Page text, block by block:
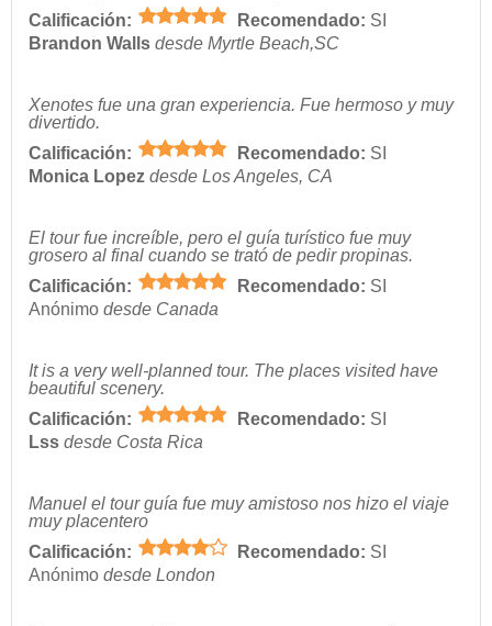
Calificación:
Recomendado: SI
Brandon Walls desde Myrtle Beach,SC
Xenotes fue una gran experiencia. Fue hermoso y muy
divertido.
Calificación:
Recomendado: SI
Monica Lopez desde Los Angeles, CA
El tour fue increíble, pero el guía turístico fue muy
grosero al final cuando se trató de pedir propinas.
Calificación:
Recomendado: SI
Anónimo desde Canada
It is a very well-planned tour. The places visited have
beautiful scenery.
Calificación:
Recomendado: SI
Lss desde Costa Rica
Manuel el tour guía fue muy amistoso nos hizo el viaje
muy placentero
Calificación:
Recomendado: SI
Anónimo desde London